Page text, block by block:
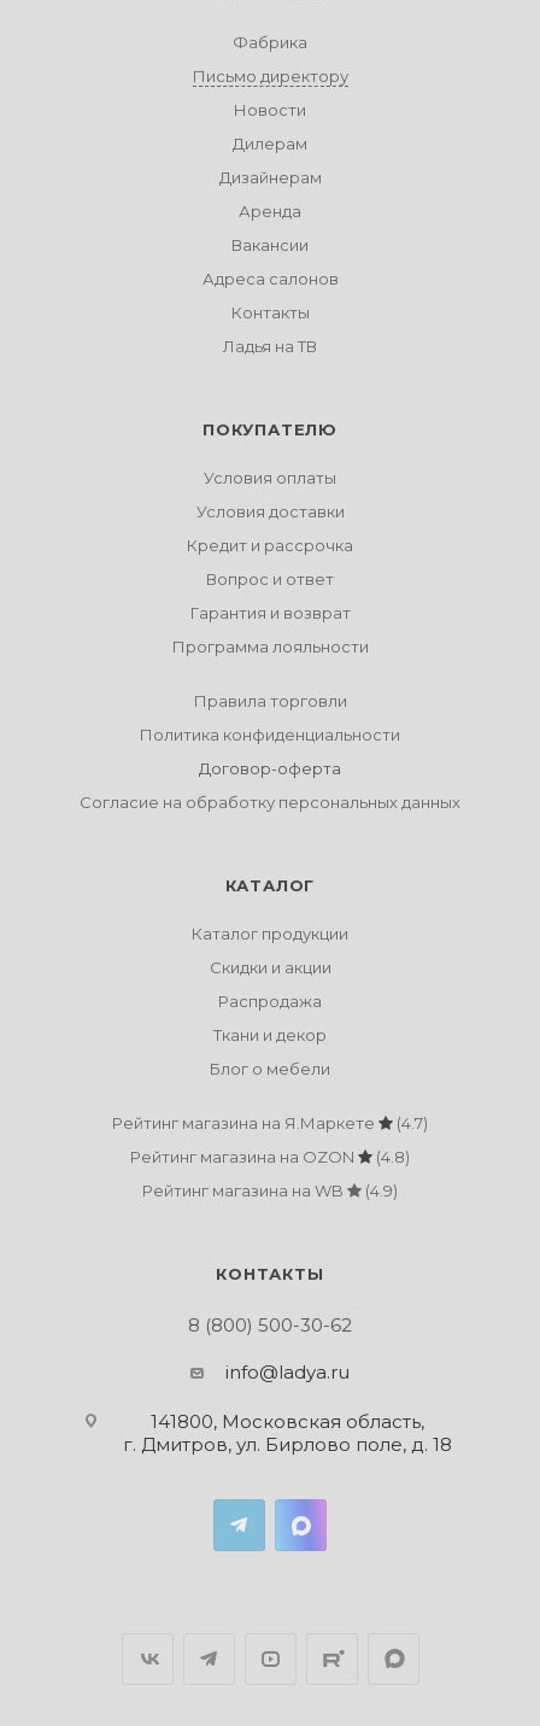
Фабрика
Письмо директору
Новости
Дилерам
Дизайнерам
Аренда
Вакансии
Адреса салонов
Контакты
Ладья на ТВ
ПОКУПАТЕЛЮ
Условия оплаты
Условия доставки
Кредит и рассрочка
Вопрос и ответ
Гарантия и возврат
Программа лояльности
Правила торговли
Политика конфиденциальности
Договор-оферта
Согласие на обработку персональных данных
КАТАЛОГ
Каталог продукции
Скидки и акции
Распродажа
Ткани и декор
Блог о мебели
Рейтинг магазина на Я.Маркете
(4.7)
Рейтинг магазина на OZON
(4.8)
Рейтинг магазина на WB
(4.9)
КОНТАКТЫ
8 (800) 500-30-62
info@ladya.ru
141800, Московская область,
г. Дмитров, ул. Бирлово поле, д. 18